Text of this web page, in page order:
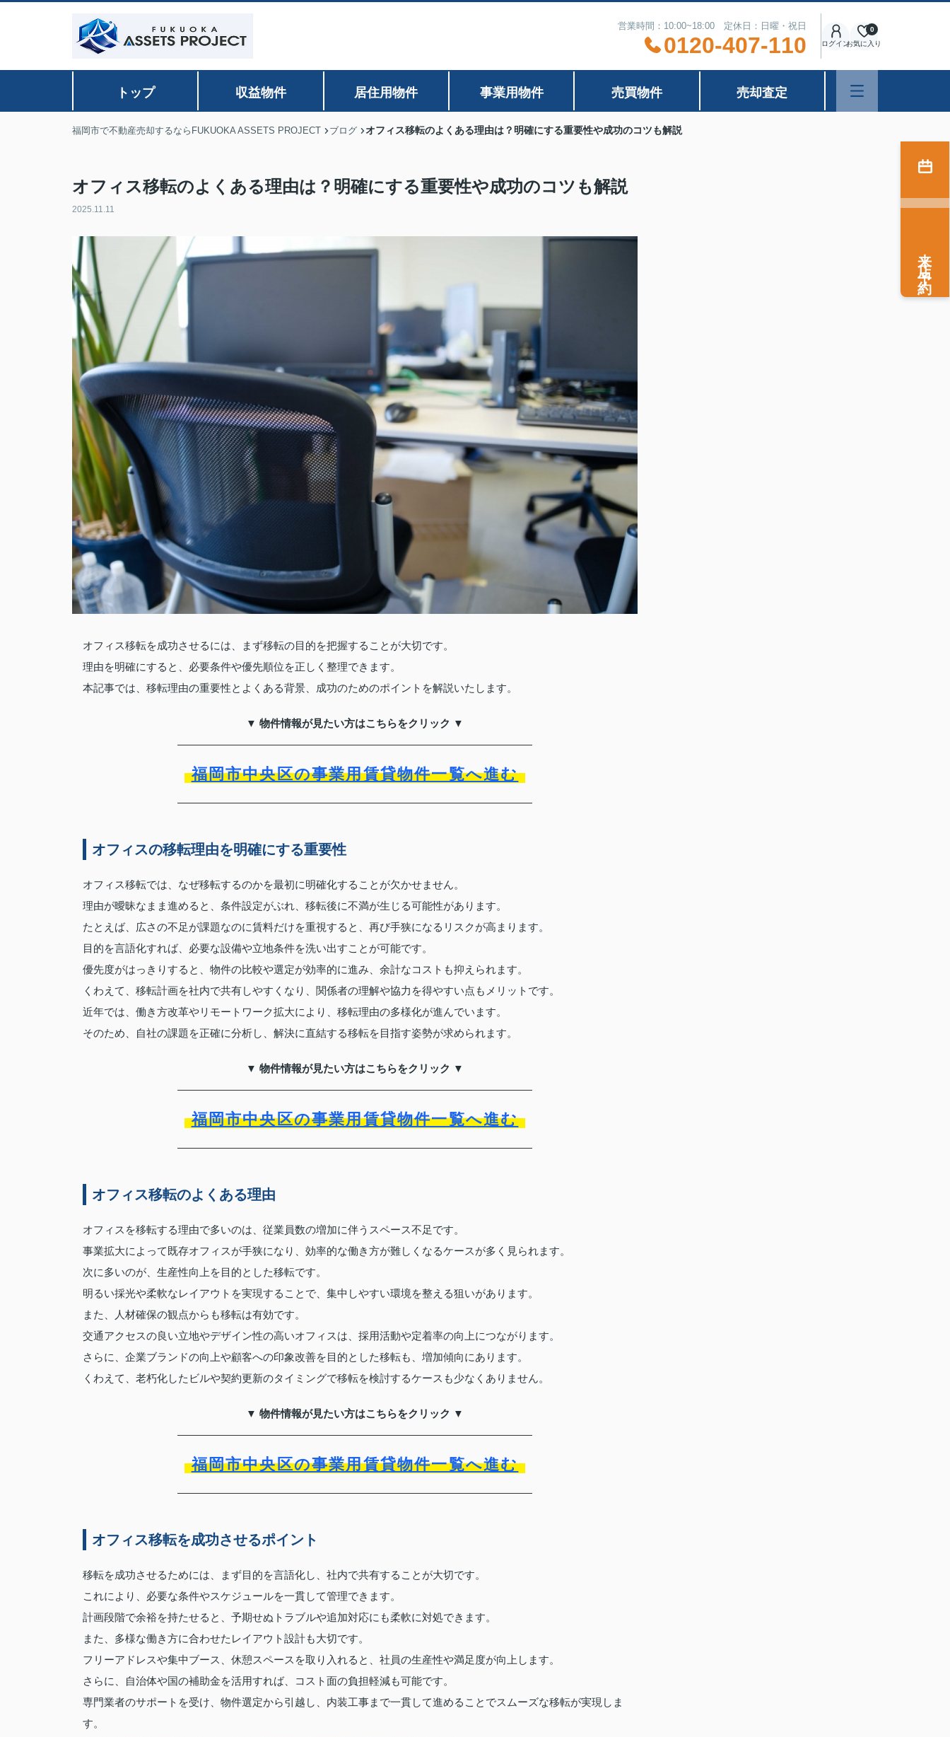
営業時間：10:00~18:00 定休日：日曜・祝日
0120-407-110 ログインお気に入り
0
トップ 収益物件 居住用物件 事業用物件 売買物件 売却査定
福岡市で不動産売却するならFUKUOKA ASSETS PROJECT ブログ オフィス移転のよくある理由は？明確にする重要性や成功のコツも解説
オフィス移転のよくある理由は？明確にする重要性や成功のコツも解説
2025.11.11
オフィス移転を成功させるには、まず移転の目的を把握することが大切です。
理由を明確にすると、必要条件や優先順位を正しく整理できます。
本記事では、移転理由の重要性とよくある背景、成功のためのポイントを解説いたします。
▼ 物件情報が見たい方はこちらをクリック ▼
福岡市中央区の事業用賃貸物件一覧へ進む
オフィスの移転理由を明確にする重要性
オフィス移転では、なぜ移転するのかを最初に明確化することが欠かせません。
理由が曖昧なまま進めると、条件設定がぶれ、移転後に不満が生じる可能性があります。
たとえば、広さの不足が課題なのに賃料だけを重視すると、再び手狭になるリスクが高まります。
目的を言語化すれば、必要な設備や立地条件を洗い出すことが可能です。
優先度がはっきりすると、物件の比較や選定が効率的に進み、余計なコストも抑えられます。
くわえて、移転計画を社内で共有しやすくなり、関係者の理解や協力を得やすい点もメリットです。
近年では、働き方改革やリモートワーク拡大により、移転理由の多様化が進んでいます。
そのため、自社の課題を正確に分析し、解決に直結する移転を目指す姿勢が求められます。
▼ 物件情報が見たい方はこちらをクリック ▼
福岡市中央区の事業用賃貸物件一覧へ進む
オフィス移転のよくある理由
オフィスを移転する理由で多いのは、従業員数の増加に伴うスペース不足です。
事業拡大によって既存オフィスが手狭になり、効率的な働き方が難しくなるケースが多く見られます。
次に多いのが、生産性向上を目的とした移転です。
明るい採光や柔軟なレイアウトを実現することで、集中しやすい環境を整える狙いがあります。
また、人材確保の観点からも移転は有効です。
交通アクセスの良い立地やデザイン性の高いオフィスは、採用活動や定着率の向上につながります。
さらに、企業ブランドの向上や顧客への印象改善を目的とした移転も、増加傾向にあります。
くわえて、老朽化したビルや契約更新のタイミングで移転を検討するケースも少なくありません。
▼ 物件情報が見たい方はこちらをクリック ▼
福岡市中央区の事業用賃貸物件一覧へ進む
オフィス移転を成功させるポイント
移転を成功させるためには、まず目的を言語化し、社内で共有することが大切です。
これにより、必要な条件やスケジュールを一貫して管理できます。
計画段階で余裕を持たせると、予期せぬトラブルや追加対応にも柔軟に対処できます。
また、多様な働き方に合わせたレイアウト設計も大切です。
フリーアドレスや集中ブース、休憩スペースを取り入れると、社員の生産性や満足度が向上します。
さらに、自治体や国の補助金を活用すれば、コスト面の負担軽減も可能です。
専門業者のサポートを受け、物件選定から引越し、内装工事まで一貫して進めることでスムーズな移転が実現しま
す。
来店予約